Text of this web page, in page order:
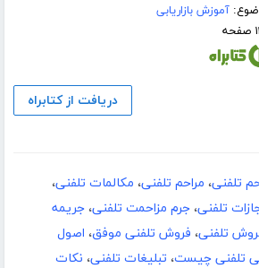
آموزش بازاریابی
دریافت از کتابراه
تلفنی، مراحم تلفنی، مکالمات تلفنی،
تلفنی، جرم مزاحمت تلفنی، جریمه
تلفنی، فروش تلفنی موفق، اصول
تلفنی چیست، تبلیغات تلفنی، نکات